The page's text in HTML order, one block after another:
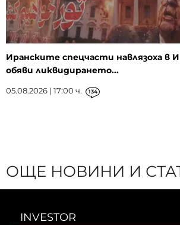
Иранските спецчасти навлязоха в
обяви ликвидирането...
05.08.2026 | 17:00 ч. 134
ОЩЕ НОВИНИ И
INVESTOR